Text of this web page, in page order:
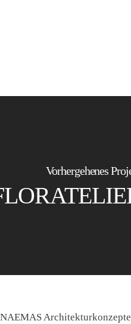
Vorhergehenes
NAEMAS Architekturkonzepte